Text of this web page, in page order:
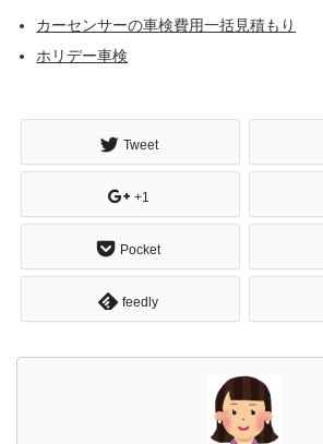
カーセンサーの車検費用一括見積もり
ホリデー車検
Tweet
+1
Pocket
feedly